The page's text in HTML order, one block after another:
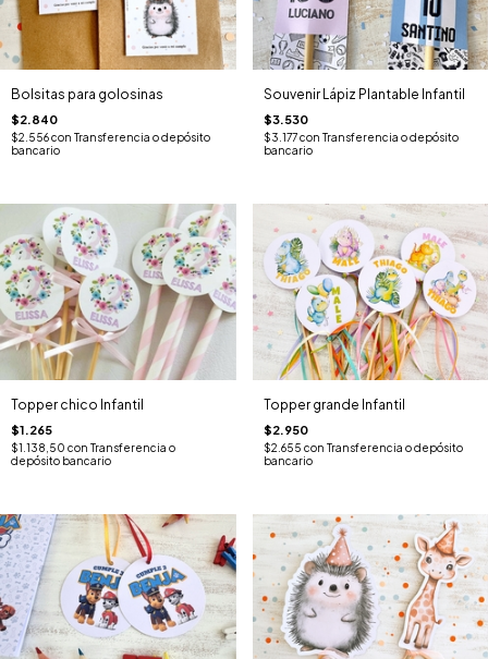
Bolsitas para golosinas
$2.840
$2.556con Transferencia o depósito
bancario
Souvenir Lápiz Plantable Infantil
$3.530
$3.177con Transferencia o depósito
bancario
Topper chico Infantil
$1.265
$1.138,50 con Transferencia o
depósito bancario
Topper grande Infantil
$2.950
$2.655 con Transferencia o depósito
bancario